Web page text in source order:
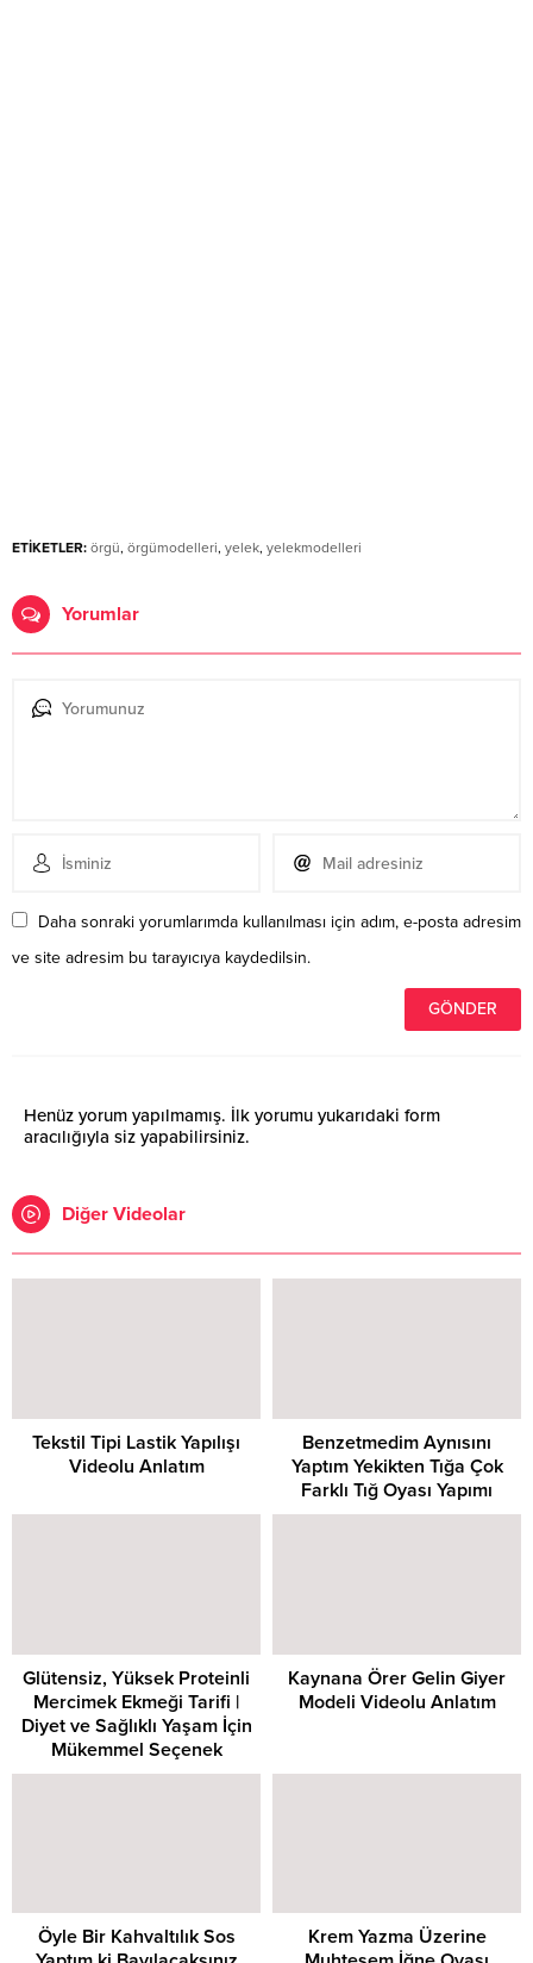
ETİKETLER: örgü, örgümodelleri, yelek, yelekmodelleri
Yorumlar
Daha sonraki yorumlarımda kullanılması için adım, e-posta adresim
ve site adresim bu tarayıcıya kaydedilsin.
Henüz yorum yapılmamış. İlk yorumu yukarıdaki form
aracılığıyla siz yapabilirsiniz.
Diğer Videolar
Tekstil Tipi Lastik Yapılışı
Videolu Anlatım
Benzetmedim Aynısını
Yaptım Yekikten Tığa Çok
Farklı Tığ Oyası Yapımı
Glütensiz, Yüksek Proteinli
Mercimek Ekmeği Tarifi |
Diyet ve Sağlıklı Yaşam İçin
Mükemmel Seçenek
Kaynana Örer Gelin Giyer
Modeli Videolu Anlatım
Öyle Bir Kahvaltılık Sos
Krem Yazma Üzerine